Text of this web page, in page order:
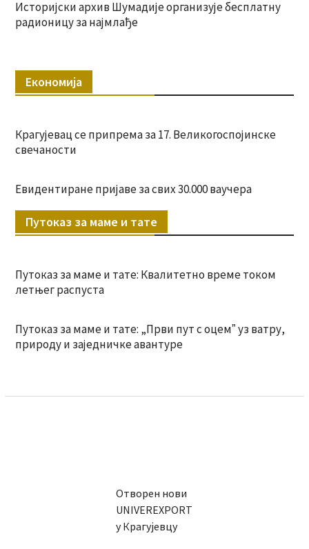
Историјски архив Шумадије организује бесплатну
радионицу за најмлађе
Економија
Крагујевац се припрема за 17. Великогоспојинске
свечаности
Евидентиране пријаве за свих 30.000 ваучера
Путоказ за маме и тате
Путоказ за маме и тате: Квалитетно време током
летњег распуста
Путоказ за маме и тате: „Први пут с оцемˮ уз ватру,
природу и заједничке авантуре
Отворен нови
UNIVEREXPORT
у Крагујевцу